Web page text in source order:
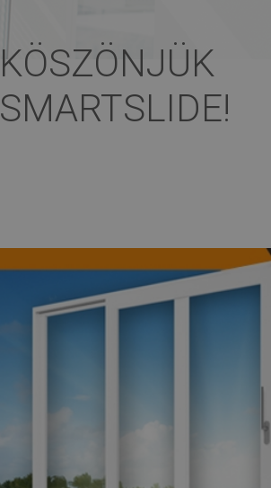
KÖSZÖNJÜK
SMARTSLIDE!